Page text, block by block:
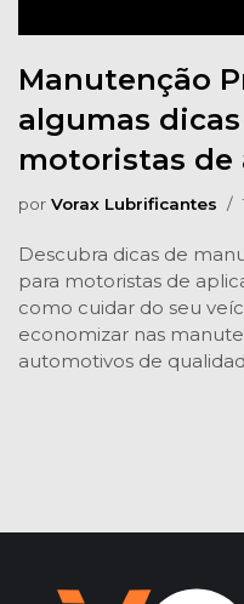
Manutenção
algumas
motoristas de
por Vorax Lubrificantes
Descubra dicas de
para motoristas de
como cuidar do seu
economizar nas
automotivos de